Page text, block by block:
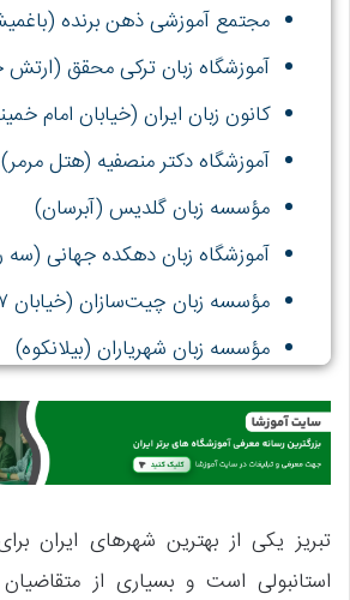
مجتمع آموزشی ذهن برنده
آموزشگاه زبان ترکی محقق (ارتش
کانون زبان ایران (خیابان امام
آموزشگاه دکتر منصفیه (هتل مرمر)
مؤسسه زبان گلدیس (آبرسان)
آموزشگاه زبان دهکده جهانی (سه
مؤسسه زبان چیت‌سازان (خیابان ۷ تیر)
مؤسسه زبان شهریاران (بیلانکوه)
آموزشگاه زبان نیکو (ولیعصر)
تبریز یکی از بهترین شهرهای ایران
استانبولی است و بسیاری از